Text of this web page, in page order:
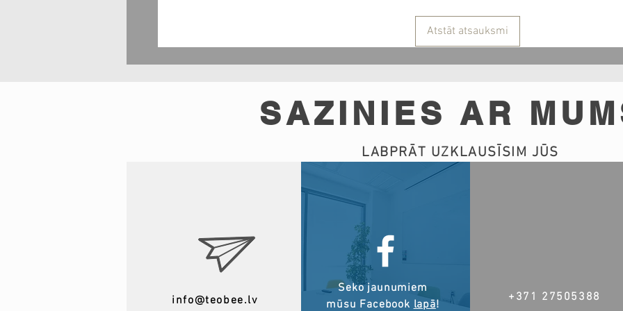
Atstāt atsauksmi
SAZINIES AR
LABPRĀT UZKLAUSĪSIM JŪS
info@teobee.lv
Seko jaunumiem
mūsu Facebook lapā!
+371 27505388